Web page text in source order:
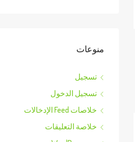
منوعات
تسجيل
تسجيل الدخول
خلاصات Feed الإدخالات
خلاصة التعليقات